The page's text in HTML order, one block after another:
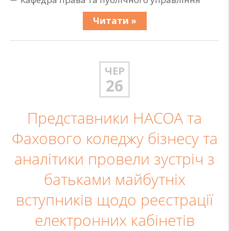
Читати »
ЧЕР
26
Представники НАСОА та
Фахового коледжу бізнесу та
аналітики провели зустріч з
батьками майбутніх
вступників щодо реєстрації
електронних кабінетів